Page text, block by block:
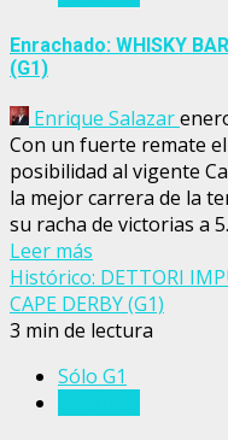
Enrachado: WHISKY
(G1)
Enrique Salazar
Con un fuerte remate
posibilidad al vigente
la mejor carrera de la
su racha de victorias a 5.
Leer más
Histórico: DETTORI
CAPE DERBY (G1)
3 min de lectura
Sólo G1